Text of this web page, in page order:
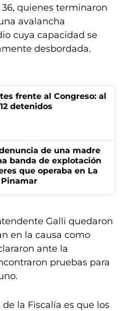
quienes terminaron
avalancha
cuya capacidad se
desbordada.
frente al Congreso: al
detenidos
de una madre
banda de explotación
que operaba en La
Galli quedaron
en la causa como
ante la
pruebas para
la Fiscalía es que los